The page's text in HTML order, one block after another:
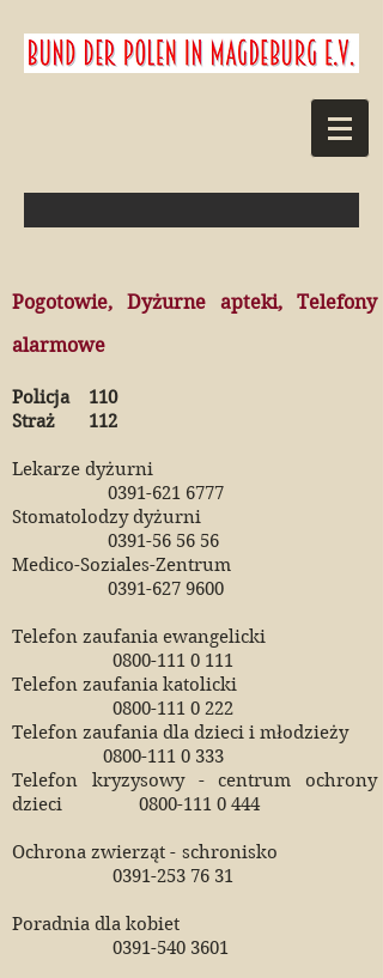
Pogotowie, Dyżurne apteki, Telefony
alarmowe
Policja 110
Straż 112
Lekarze dyżurni
0391-621 6777
Stomatolodzy dyżurni
0391-56 56 56
Medico-Soziales-Zentrum
0391-627 9600
Telefon zaufania ewangelicki
0800-111 0 111
Telefon zaufania katolicki
0800-111 0 222
Telefon zaufania dla dzieci i młodzieży
0800-111 0 333
Telefon kryzysowy - centrum ochrony
dzieci 0800-111 0 444
Ochrona zwierząt - schronisko
0391-253 76 31
Poradnia dla kobiet
0391-540 3601